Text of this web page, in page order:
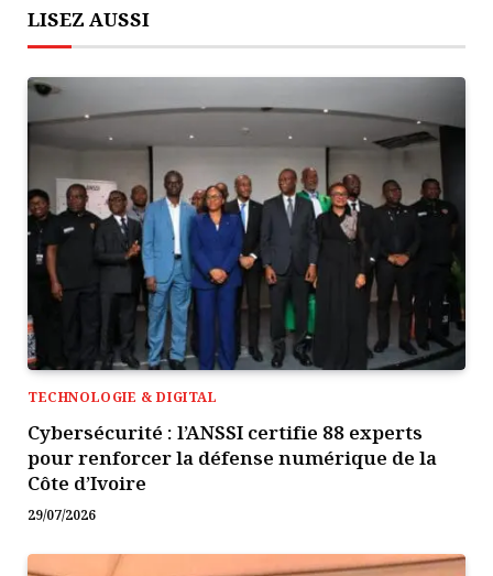
LISEZ AUSSI
TECHNOLOGIE & DIGITAL
Cybersécurité : l’ANSSI certifie 88 experts
pour renforcer la défense numérique de la
Côte d’Ivoire
29/07/2026